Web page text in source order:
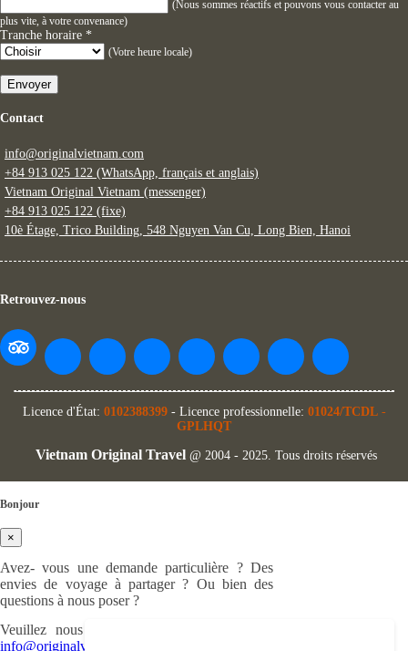
(Nous sommes réactifs et pouvons vous contacter au
plus vite, à votre convenance)
Tranche horaire *
(Votre heure locale)
Envoyer
Contact
info@originalvietnam.com
+84 913 025 122 (WhatsApp, français et anglais)
Vietnam Original Vietnam (messenger)
+84 913 025 122 (fixe)
10è Étage, Trico Building, 548 Nguyen Van Cu, Long Bien, Hanoi
Retrouvez-nous
Licence d'État: 0102388399 - Licence professionnelle: 01024/TCDL-
GPLHQT
Vietnam Original Travel @ 2004 - 2025. Tous droits réservés
Bonjour
×
Avez- vous une demande particulière ? Des
envies de voyage à partager ? Ou bien des
questions à nous poser ?
Veuillez nous nous écrire à cette adresse :
info@originalvietnam.com